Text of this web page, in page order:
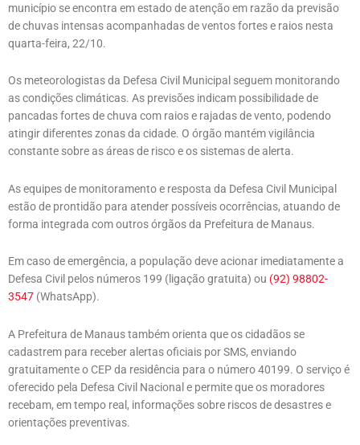
município se encontra em estado de atenção em razão da previsão
de chuvas intensas acompanhadas de ventos fortes e raios nesta
quarta-feira, 22/10.
Os meteorologistas da Defesa Civil Municipal seguem monitorando
as condições climáticas. As previsões indicam possibilidade de
pancadas fortes de chuva com raios e rajadas de vento, podendo
atingir diferentes zonas da cidade. O órgão mantém vigilância
constante sobre as áreas de risco e os sistemas de alerta.
As equipes de monitoramento e resposta da Defesa Civil Municipal
estão de prontidão para atender possíveis ocorrências, atuando de
forma integrada com outros órgãos da Prefeitura de Manaus.
Em caso de emergência, a população deve acionar imediatamente a
Defesa Civil pelos números 199 (ligação gratuita) ou (92) 98802-
3547 (WhatsApp).
A Prefeitura de Manaus também orienta que os cidadãos se
cadastrem para receber alertas oficiais por SMS, enviando
gratuitamente o CEP da residência para o número 40199. O serviço é
oferecido pela Defesa Civil Nacional e permite que os moradores
recebam, em tempo real, informações sobre riscos de desastres e
orientações preventivas.